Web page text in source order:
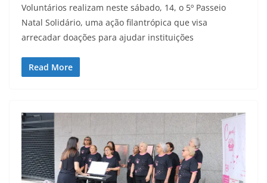
Voluntários realizam neste sábado, 14, o 5º Passeio
Natal Solidário, uma ação filantrópica que visa
arrecadar doações para ajudar instituições
Read More